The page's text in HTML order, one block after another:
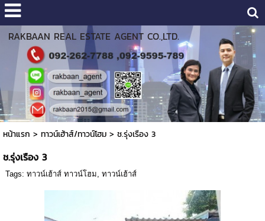
RAKBAAN REAL ESTATE AGENT CO.,LTD.
หน้าแรก > ทาวน์เฮ้าส์/ทาวน์โฮม> ช.รุ่งเรือง 3
ช.รุ่งเรือง 3
Tags: ทาวน์เฮ้าส์ ทาวน์โฮม, ทาวน์เฮ้าส์